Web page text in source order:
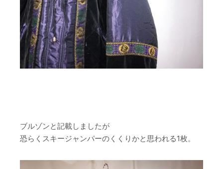
ブルゾンと記載しましたが
恐らくスキージャンパーのくくりかと思われる1枚。